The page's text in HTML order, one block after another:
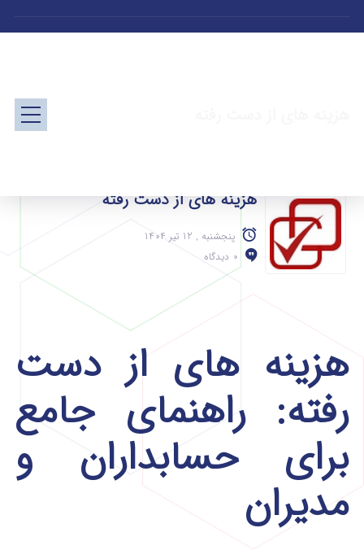
هزینه های از دست رفته
پنجشنبه , 12 تیر 1404
0 دیدگاه
هزینه های از دست
رفته: راهنمای جامع
برای حسابداران و
مدیران